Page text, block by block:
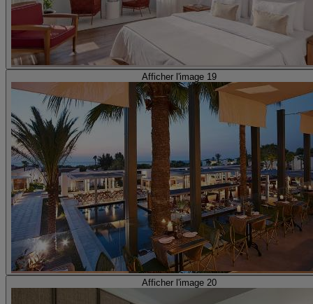
Afficher l'image 19
Afficher l'image 20